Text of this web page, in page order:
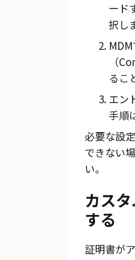
ード
択し
（
るこ
エン
手順
必要な設
できない
い。
カス
する
証明書が